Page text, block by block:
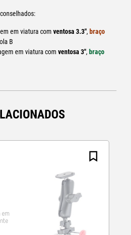
em viatura com ventosa 3.3", braço
B
em viatura com ventosa 3", braço
em mota, fixação permanente,
em mota, fixação
em